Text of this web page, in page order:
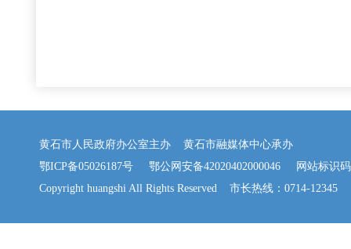
黄石市人民政府办公室主办 黄石市融媒体中心承办
鄂ICP备05026187号
鄂公网安备42020402000046 网站标识码
Copyright huangshi All Rights Reserved 市长热线：0714-12345